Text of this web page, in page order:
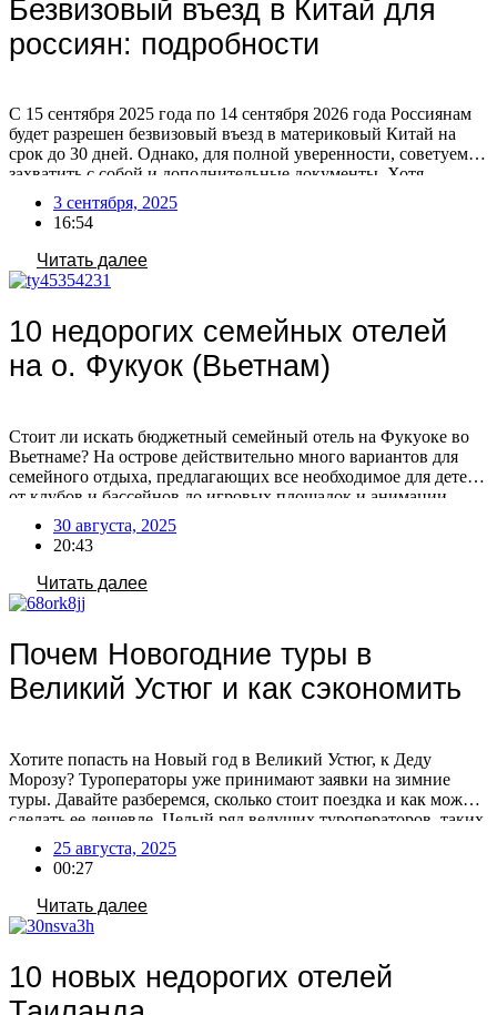
Безвизовый въезд в Китай для
россиян: подробности
С 15 сентября 2025 года по 14 сентября 2026 года Россиянам
будет разрешен безвизовый въезд в материковый Китай на
срок до 30 дней. Однако, для полной уверенности, советуем
захватить с собой и дополнительные документы. Хотя
официальных данных о сроках действия российского
загранпаспорта для безвизового въезда в Китай не
публиковалось, общие требования к въезду предполагают, что
3 сентября, 2025
16:54
Читать далее
10 недорогих семейных отелей
на о. Фукуок (Вьетнам)
Стоит ли искать бюджетный семейный отель на Фукуоке во
Вьетнаме? На острове действительно много вариантов для
семейного отдыха, предлагающих все необходимое для детей:
от клубов и бассейнов до игровых площадок и анимации.
Чтобы облегчить ваш выбор, мы собрали новую подборку из
10 семейных отелей от 3 звёзд с хорошими оценками и
привлекательными ценами. Выбирайте свой […]
30 августа, 2025
20:43
Читать далее
Почем Новогодние туры в
Великий Устюг и как сэкономить
Хотите попасть на Новый год в Великий Устюг, к Деду
Морозу? Туроператоры уже принимают заявки на зимние
туры. Давайте разберемся, сколько стоит поездка и как можно
сделать ее дешевле. Целый ряд ведущих туроператоров, таких
как «Интурист», Coral Travel, «Дельфин», АЛЕАН,
FUN&SUN, «Мультитур», Anex и «Русский Экспресс», уже
начали принимать заявки на туры в Вотчину Деда […]
25 августа, 2025
00:27
Читать далее
10 новых недорогих отелей